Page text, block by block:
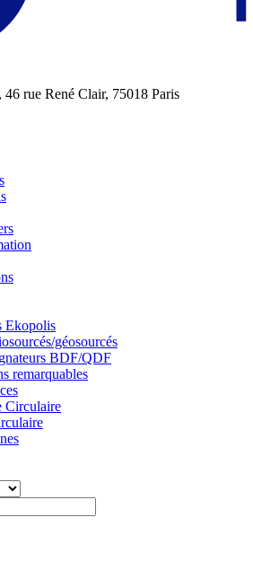
rue René Clair, 75018 Paris
Ekopolis
géosourcés
BDF/QDF
remarquables
Circulaire